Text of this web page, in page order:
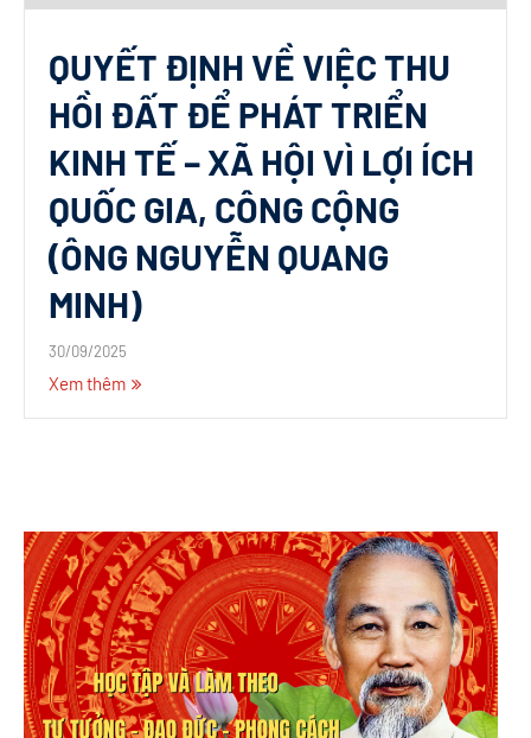
QUYẾT ĐỊNH VỀ VIỆC THU
HỒI ĐẤT ĐỂ PHÁT TRIỂN
KINH TẾ – XÃ HỘI VÌ LỢI ÍCH
QUỐC GIA, CÔNG CỘNG
(ÔNG NGUYỄN QUANG
MINH)
30/09/2025
Xem thêm